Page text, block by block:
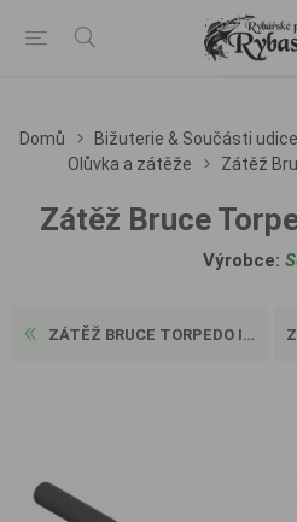
Domů Bižuterie & Součásti udice
Olůvka a zátěže
Zátěž
Zátěž Bruce
Výrobce:
ZÁTĚŽ BRUCE TORPEDO IN-LINE...